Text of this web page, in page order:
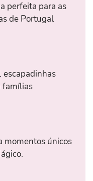
perfeita para as
de Portugal
escapadinhas
famílias
momentos únicos